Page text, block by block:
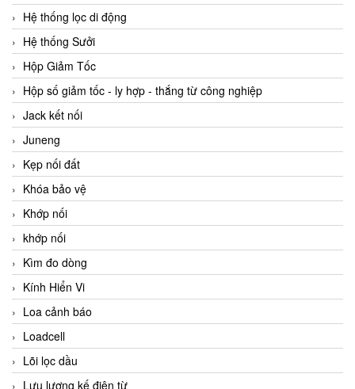
Hệ thống lọc di động
Hệ thống Sưởi
Hộp Giảm Tốc
Hộp số giảm tốc - ly hợp - thắng từ công nghiệp
Jack kết nối
Juneng
Kẹp nối đất
Khóa bảo vệ
Khớp nối
khớp nối
Kìm đo dòng
Kính Hiển Vi
Loa cảnh báo
Loadcell
Lõi lọc dầu
Lưu lượng kế điện từ